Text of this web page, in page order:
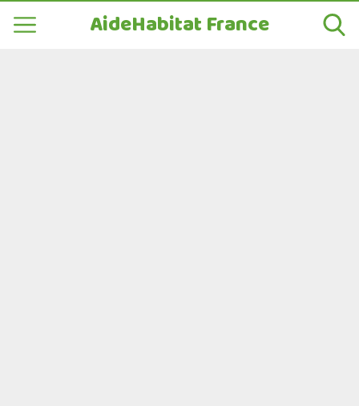
AideHabitat France